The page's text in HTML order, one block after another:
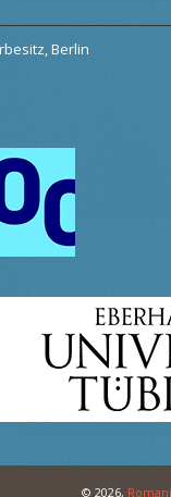
Berlin
© 2026,